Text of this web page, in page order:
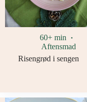
60+ min
Aftensmad
Risengrød i sengen